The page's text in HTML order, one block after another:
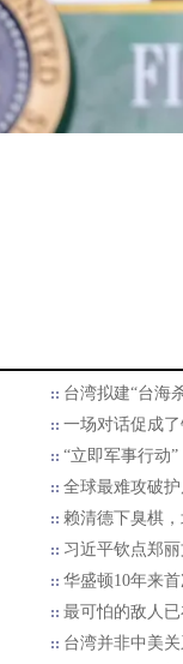
台湾拟建“台海
一场对话促成
“立即军事行动
全球最难攻破
赖清德下臭棋
习近平钦点郑
华盛顿10年来
最可怕的敌人
台湾并非中美